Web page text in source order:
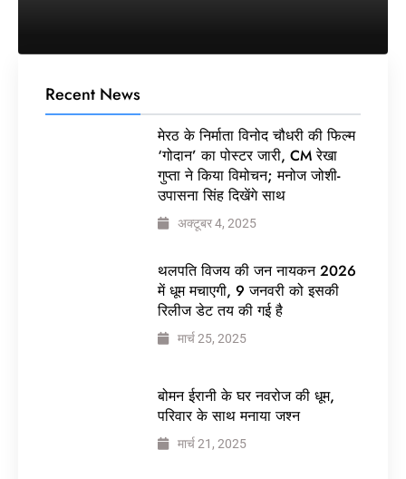
Recent News
मेरठ के निर्माता विनोद चौधरी की फिल्म
‘गोदान’ का पोस्टर जारी, CM रेखा
गुप्ता ने किया विमोचन; मनोज जोशी-
उपासना सिंह दिखेंगे साथ
अक्टूबर 4, 2025
थलपति विजय की जन नायकन 2026
में धूम मचाएगी, 9 जनवरी को इसकी
रिलीज डेट तय की गई है
मार्च 25, 2025
बोमन ईरानी के घर नवरोज की धूम,
परिवार के साथ मनाया जश्न
मार्च 21, 2025